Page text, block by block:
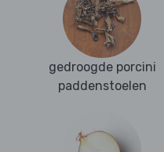
gedroogde porcini
paddenstoelen